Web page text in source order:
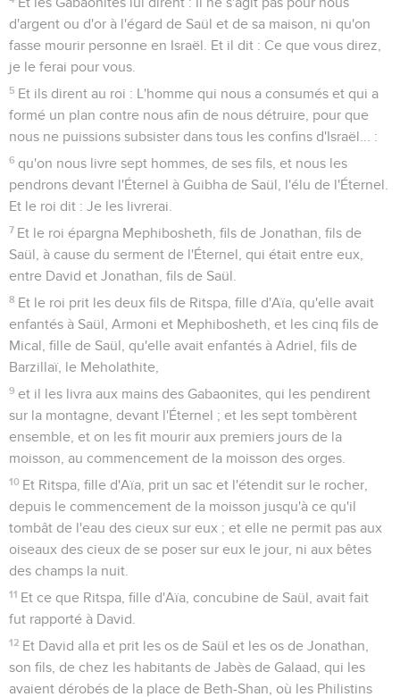
d'argent ou d'or à l'égard de Saül et de sa maison, ni qu'on
fasse mourir personne en Israël. Et il dit : Ce que vous direz,
je le ferai pour vous.
5 Et ils dirent au roi : L'homme qui nous a consumés et qui a
formé un plan contre nous afin de nous détruire, pour que
nous ne puissions subsister dans tous les confins d'Israël... :
6 qu'on nous livre sept hommes, de ses fils, et nous les
pendrons devant l'Éternel à Guibha de Saül, l'élu de l'Éternel.
Et le roi dit : Je les livrerai.
7 Et le roi épargna Mephibosheth, fils de Jonathan, fils de
Saül, à cause du serment de l'Éternel, qui était entre eux,
entre David et Jonathan, fils de Saül.
8 Et le roi prit les deux fils de Ritspa, fille d'Aïa, qu'elle avait
enfantés à Saül, Armoni et Mephibosheth, et les cinq fils de
Mical, fille de Saül, qu'elle avait enfantés à Adriel, fils de
Barzillaï, le Meholathite,
9 et il les livra aux mains des Gabaonites, qui les pendirent
sur la montagne, devant l'Éternel ; et les sept tombèrent
ensemble, et on les fit mourir aux premiers jours de la
moisson, au commencement de la moisson des orges.
10 Et Ritspa, fille d'Aïa, prit un sac et l'étendit sur le rocher,
depuis le commencement de la moisson jusqu'à ce qu'il
tombât de l'eau des cieux sur eux ; et elle ne permit pas aux
oiseaux des cieux de se poser sur eux le jour, ni aux bêtes
des champs la nuit.
11 Et ce que Ritspa, fille d'Aïa, concubine de Saül, avait fait
fut rapporté à David.
12 Et David alla et prit les os de Saül et les os de Jonathan,
son fils, de chez les habitants de Jabès de Galaad, qui les
avaient dérobés de la place de Beth-Shan, où les Philistins